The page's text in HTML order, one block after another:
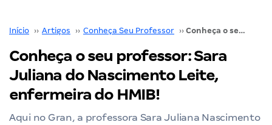
Início ›› Artigos ›› Conheça Seu Professor ›› Conheça o seu professor: Sara Juliana do Nascimento Leite, enfermeira do HMIB!
Conheça o seu professor: Sara
Juliana do Nascimento Leite,
enfermeira do HMIB!
Aqui no Gran, a professora Sara Juliana Nascimento